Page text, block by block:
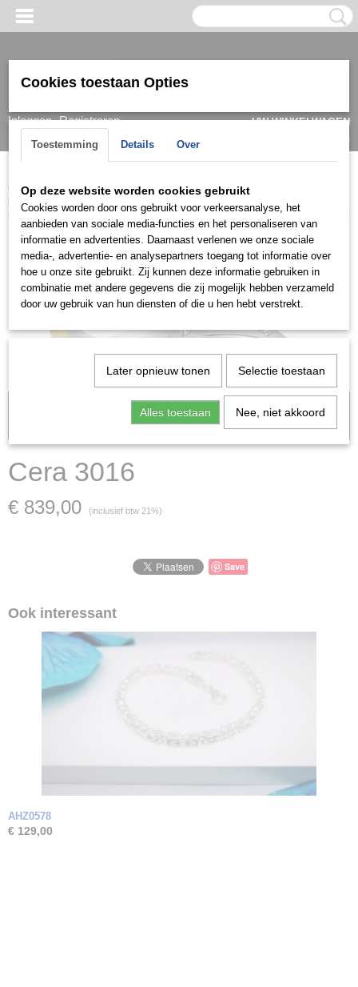
Inloggen Registreren
UW WINKELWAGEN
(0)
Home > > Trouwringen / Wedding Cera collectie
3016
Let op: het kan voorkomen dat het product onlangs in de zaak is
verkocht; in dat geval nemen wij contact met u op.
Cera 3016
€ 839,00 (inclusief btw 21%)
Save
Ook interessant
AHZ0578
€ 129,00
Cookies toestaan Opties
Toestemming Details Over
Op deze website worden cookies gebruikt
Cookies worden door ons gebruikt voor verkeersanalyse, het
aanbieden van sociale media-functies en het personaliseren van
informatie en advertenties. Daarnaast verlenen we onze sociale
media-, advertentie- en analysepartners toegang tot informatie over
hoe u onze site gebruikt. Zij kunnen deze informatie gebruiken in
combinatie met andere gegevens die zij mogelijk hebben verzameld
door uw gebruik van hun diensten of die u hen hebt verstrekt.
Later opnieuw tonen Selectie toestaan
Alles toestaan Nee, niet akkoord